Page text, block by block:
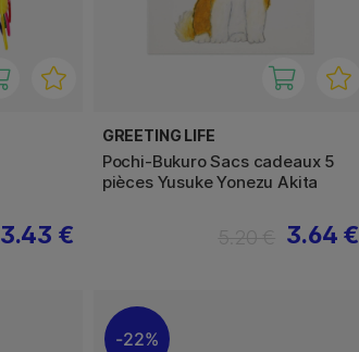
3.43 €
GREETING LIFE
Pochi-Bukuro Sacs cadeaux 5
pièces Yusuke Yonezu Akita
3.64 €
22%